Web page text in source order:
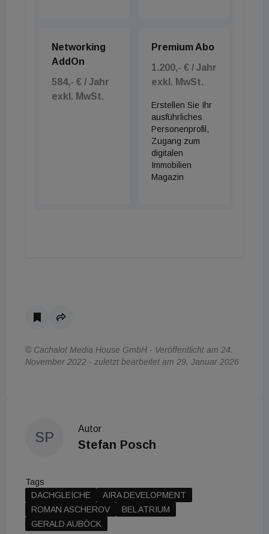
Networking
AddOn
584,- € / Jahr
exkl. MwSt.
Premium Abo
1.200,- € / Jahr
exkl. MwSt.
Erstellen Sie Ihr
ausführliches
Personenprofil,
Zugang zum
digitalen
Immobilien
Magazin
© Cachalot Media House GmbH - Veröffentlicht am 24.
November 2022 - zuletzt bearbeitet am 29. Januar 2026
SP
Autor
Stefan Posch
Tags
DACHGLEICHE
AIRA DEVELOPMENT
ROMAN ASCHEROV
BEL ATRIUM
GERALD AUBÖCK